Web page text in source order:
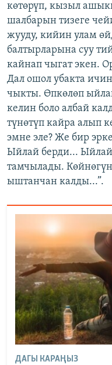
көтөрүп, кызыл
шалбарын тизеге
жууду, кийин улам
балтырларына суу
кайнап чыгат экен.
Дал ошол убакта
чыкты. Өпкөлөп
келин боло албай
түнөтүп кайра алып
эмне эле? Же бир
Ыйлай берди...
тамчылады.
ыштанчан калды...”.
ДАГЫ КАРАҢЫЗ